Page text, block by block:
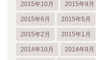
2015年10月 2015年9月
2015年6月 2015年5月
2015年2月 2015年1月
2014年10月 2014年9月